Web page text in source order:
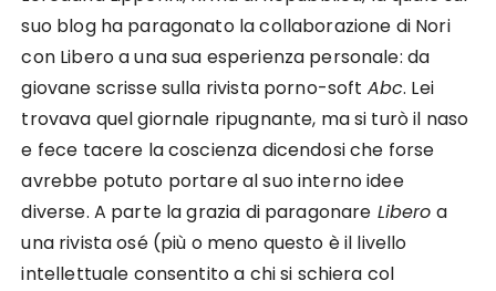
suo blog ha paragonato la collaborazione di Nori
con Libero a una sua esperienza personale: da
giovane scrisse sulla rivista porno-soft Abc. Lei
trovava quel giornale ripugnante, ma si turò il naso
e fece tacere la coscienza dicendosi che forse
avrebbe potuto portare al suo interno idee
diverse. A parte la grazia di paragonare Libero a
una rivista osé (più o meno questo è il livello
intellettuale consentito a chi si schiera col